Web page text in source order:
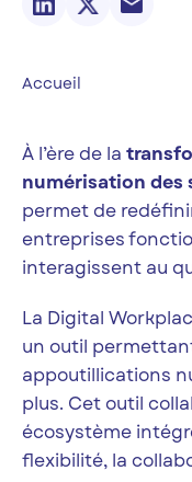
Accueil
À l’ère de la
numérisation des
permet de
entreprises
interagissent au
La Digital
un outil
appoutillications
plus. Cet outil
écosystème
flexibilité, la